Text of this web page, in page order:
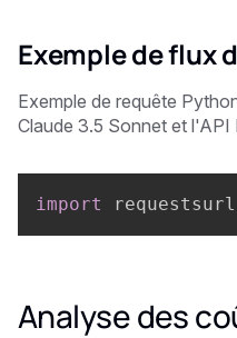
Exemple de flux
Exemple de requête
Claude 3.5 Sonnet et l'API
import requestsurl
Analyse des